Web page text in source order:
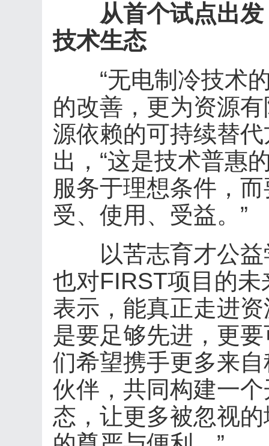
从首个试点出
技术生态
“无电制冷技术的
的改善，更为资源
源依赖的可持续替
出，“这是技术普惠
服务于理想条件，
受、使用、受益。”
以苦志育才公益
也对FIRST项目的
表示，能真正走进
是要足够先进，更
们希望携手更多来
伙伴，共同构建一
态，让更多被忽视